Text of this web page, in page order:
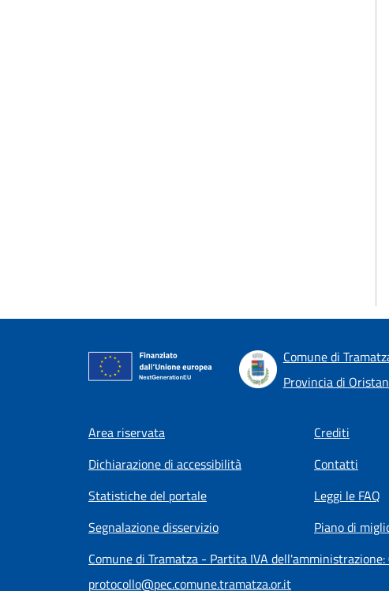
Comune di
Provincia di
Footer menu
Area riservata Crediti
Dichiarazione di accessibilità
Contatti
Statistiche del portale
Leggi le FAQ
Segnalazione disservizio
Piano di
Comune di Tramatza - Partita IVA
protocollo@pec.comune.tramatza.or.it